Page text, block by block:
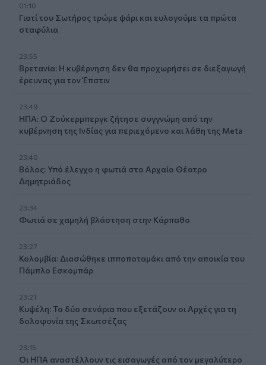
01:10
Γιατί του Σωτήρος τρώμε ψάρι και ευλογούμε τα πρώτα
σταφύλια
23:55
Βρετανία: Η κυβέρνηση δεν θα προχωρήσει σε διεξαγωγή
έρευνας για τον Έπστιν
23:49
ΗΠΑ: Ο Ζούκερμπεργκ ζήτησε συγγνώμη από την
κυβέρνηση της Ινδίας για περιεχόμενο και λάθη της Meta
23:40
Βόλος: Υπό έλεγχο η φωτιά στο Αρχαίο Θέατρο
Δημητριάδος
23:34
Φωτιά σε χαμηλή βλάστηση στην Κάρπαθο
23:27
Κολομβία: Διασώθηκε ιπποποταμάκι από την αποικία του
Πάμπλο Εσκομπάρ
23:21
Κυψέλη: Τα δύο σενάρια που εξετάζουν οι Αρχές για τη
δολοφονία της Σκωτσέζας
23:15
Οι ΗΠΑ αναστέλλουν τις εισαγωγές από τον μεγαλύτερο